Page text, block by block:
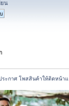
ยน
ระกาศ โพสสินค้าให้ติดหน้าแ